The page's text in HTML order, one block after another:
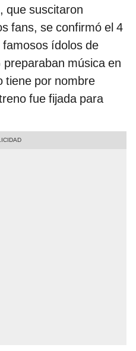
, que suscitaron
fans, se confirmó el 4
ídolos de
preparaban música en
tiene por nombre
fue fijada para